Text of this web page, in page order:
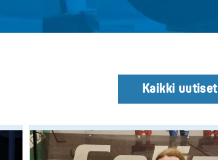
Kaikki uutiset